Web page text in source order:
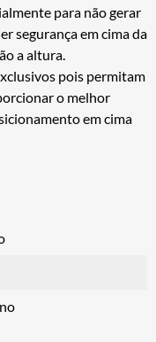
para não gerar
segurança em cima da
a altura.
pois permitam
o melhor
em cima